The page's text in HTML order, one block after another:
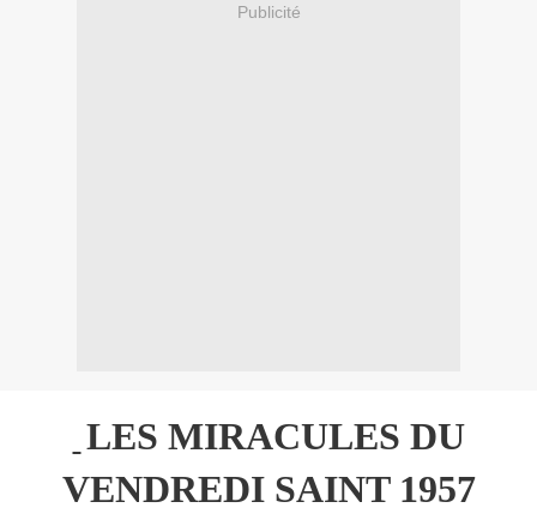
Publicité
LES MIRACULES DU
VENDREDI SAINT 1957